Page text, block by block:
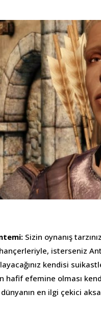
Sizin oynanış
isterseniz
kendisi
hafif efemine olması
en ilgi çekici